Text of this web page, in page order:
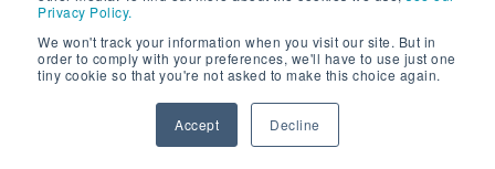
Privacy Policy.
We won't track your information when you visit our site. But in
order to comply with your preferences, we'll have to use just one
tiny cookie so that you're not asked to make this choice again.
Accept Decline
FAQs
ติดต่อฝ่ายรับสมัครหลักสูตรระยะสั้น
ติดต่อฝ่ายรับสมัครหลักสูตรปริญญา
© 2026 Dusit Thani College |